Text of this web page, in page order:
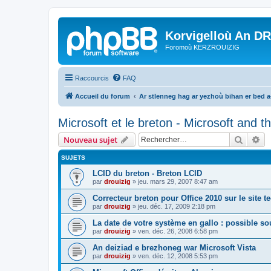
Korvigelloù An
Foromoù KERZROUIZIG
Raccourcis FAQ
Accueil du forum Ar stlenneg hag ar yezhoù bihan er bed
Microsoft et le breton - Microsoft and
Nouveau sujet
SUJETS
LCID du breton - Breton LCID
par drouizig » jeu. mars 29, 2007 8:47 am
Correcteur breton pour Office 2010 sur le site
par drouizig » jeu. déc. 17, 2009 2:18 pm
La date de votre système en gallo : possible
par drouizig » ven. déc. 26, 2008 6:58 pm
An deiziad e brezhoneg war Microsoft Vista
par drouizig » ven. déc. 12, 2008 5:53 pm